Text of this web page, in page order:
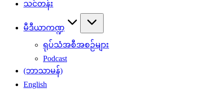
သင်တန်း
မီဒီယာကဏ္ဍ
ရုပ်သံအစီအစဉ်များ
Podcast
(ဘာသာမန်)
English